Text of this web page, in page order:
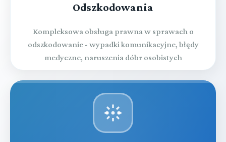
Odszkodowania
Kompleksowa obsługa prawna w sprawach o
odszkodowanie - wypadki komunikacyjne, błędy
medyczne, naruszenia dóbr osobistych